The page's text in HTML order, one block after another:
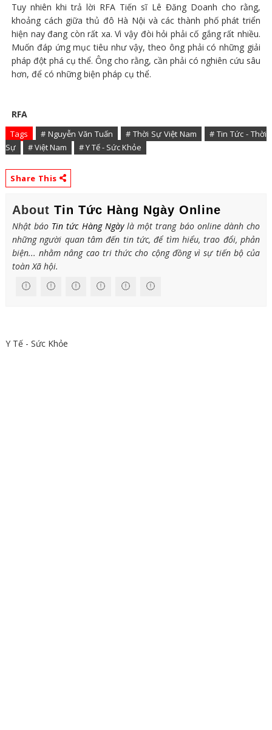
Tuy nhiên khi trả lời RFA Tiến sĩ Lê Đăng Doanh cho rằng,
khoảng cách giữa thủ đô Hà Nội và các thành phố phát triển
hiện nay đang còn rất xa. Vì vậy đòi hỏi phải cố gắng rất nhiều.
Muốn đáp ứng mục tiêu như vậy, theo ông phải có những giải
pháp đột phá cụ thể. Ông cho rằng, cần phải có nghiên cứu sâu
hơn, để có những biện pháp cụ thể.
RFA
Tags # Nguyễn Văn Tuấn # Thời Sự Việt Nam
# Tin Tức - Thời
Sự
# Việt Nam # Y Tế - Sức Khỏe
Share This
About Tin Tức Hàng Ngày Online
Nhật báo Tin tức Hàng Ngàylà một trang báo online dành cho
những người quan tâm đến tin tức, để tìm hiểu, trao đổi, phản
biện... nhằm nâng cao tri thức cho cộng đồng vì sự tiến bộ của
toàn Xã hội.
Y Tế - Sức Khỏe